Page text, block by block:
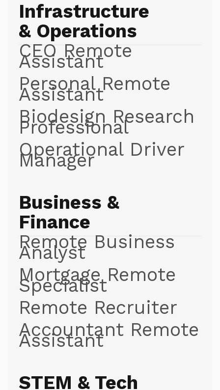
Infrastructure
& Operations
CEO Remote
Assistant
Personal Remote
Assistant
Biodesign Research
Professional
Operational Driver
Manager
Business &
Finance
Remote Business
Analyst
Mortgage Remote
Specialist
Remote Recruiter
Accountant Remote
Assistant
STEM & Tech